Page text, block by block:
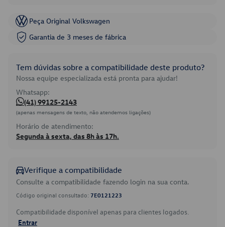
Peça Original Volkswagen
Garantia de 3 meses de fábrica
Tem dúvidas sobre a compatibilidade deste produto?
Nossa equipe especializada está pronta para ajudar!
Whatsapp:
(41) 99125-2143
(apenas mensagens de texto, não atendemos ligações)
Horário de atendimento:
Segunda à sexta, das 8h às 17h.
Verifique a compatibilidade
Consulte a compatibilidade fazendo login na sua conta.
Código original consultado: 7E0121223
Compatibilidade disponível apenas para clientes logados.
Entrar